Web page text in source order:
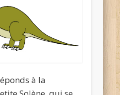
à la